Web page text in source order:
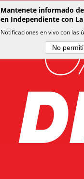
Mantenete informado
en Independiente con
Notificaciones en vivo con las
No